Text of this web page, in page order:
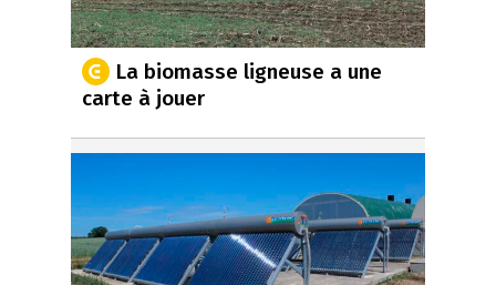
La biomasse ligneuse a une
carte à jouer